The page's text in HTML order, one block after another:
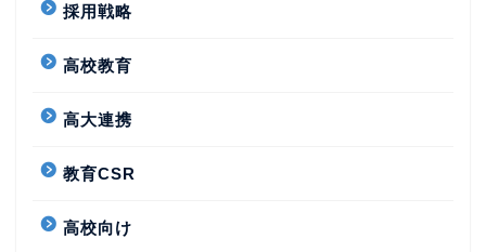
採用戦略
高校教育
高大連携
教育CSR
高校向け